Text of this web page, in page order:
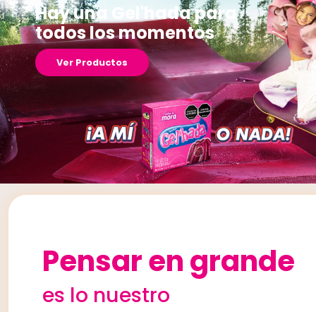
Hay una Gel'hada para
todos los momentos
Ver Productos
Pensar en grande
es lo nuestro